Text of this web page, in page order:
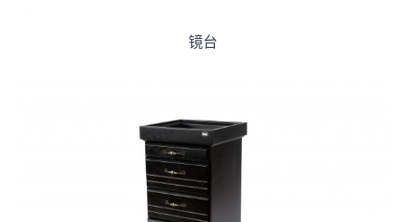
镜台